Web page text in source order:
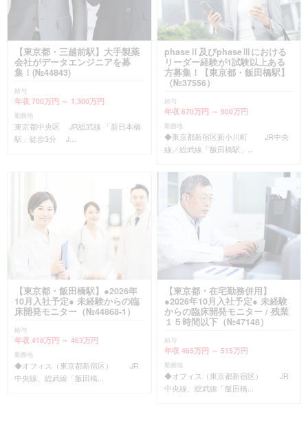
【東京都・三越前駅】大手製薬
会社がデータエンジニアを募
集！(№44843)
給与
年収 700万円 ～ 1,300万円
勤務地
東京都中央区 JR総武線 「新日本橋
駅」徒歩3分 J...
phaseⅡ及びphaseⅢにおける
リーダー経験が1試験以上ある
方募集！【東京都・飯田橋駅】
（№37556）
給与
年収 670万円 ～ 900万円
勤務地
◆東京都新宿区新小川町 JR中央
線／総武線「飯田橋駅」...
【東京都・飯田橋駅】●2026年
10月入社予定● 未経験からの臨
床開発モニター（№44868-1）
給与
年収 418万円 ～ 463万円
勤務地
◆オフィス（東京都新宿区） JR
中央線、総武線「飯田橋...
【東京都・在宅勤務併用】
●2026年10月入社予定● 未経験
からの臨床開発モニター / 残業
１５時間以下（№47148）
給与
年収 465万円 ～ 515万円
勤務地
◆オフィス（東京都新宿区） JR
中央線、総武線「飯田橋...